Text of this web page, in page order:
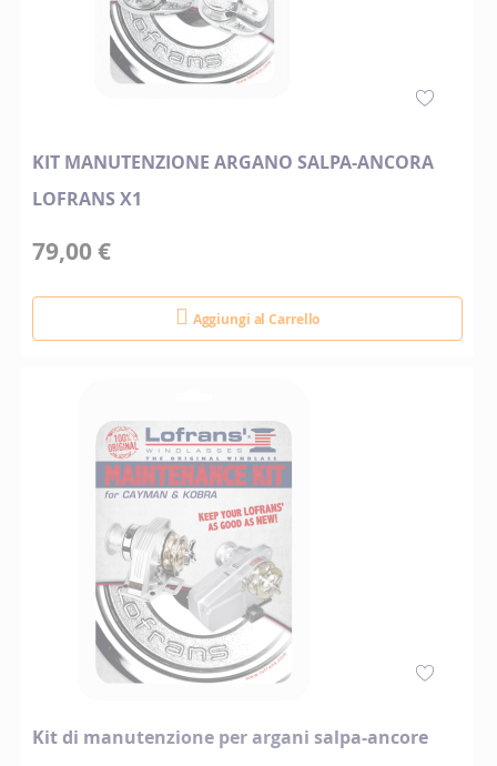
KIT MANUTENZIONE ARGANO SALPA-ANCORA
LOFRANS X1
79,00 €
Aggiungi al Carrello
Kit di manutenzione per argani salpa-ancore